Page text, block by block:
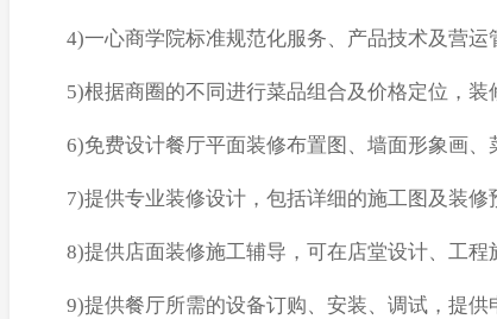
4)一心商学院标准规范化服务、产品技术及营
5)根据商圈的不同进行菜品组合及价格定位，装
6)免费设计餐厅平面装修布置图、墙面形象画
7)提供专业装修设计，包括详细的施工图及装修
8)提供店面装修施工辅导，可在店堂设计、工程
9)提供餐厅所需的设备订购、安装、调试，提供